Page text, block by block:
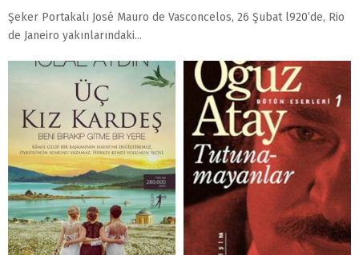
Şeker Portakalı José Mauro de Vasconcelos, 26 Şubat l920’de, Rio
de Janeiro yakınlarındaki...